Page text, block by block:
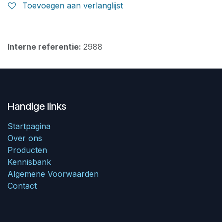
Toevoegen aan verlanglijst
Interne referentie: 2988
Handige links
Startpagina
Over ons
Producten
Kennisbank
Algemene Voorwaarden
Contact